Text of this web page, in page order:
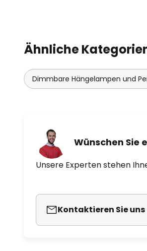
Ähnliche
Dimmbare Hängelampen und
Wünschen Sie
Unsere Experten stehen
Kontaktieren Sie uns